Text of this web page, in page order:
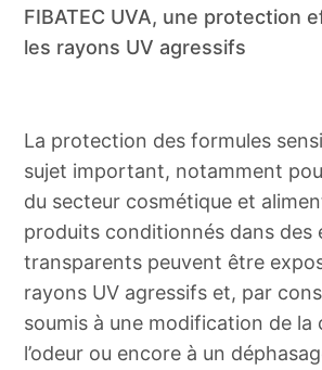
FIBATEC UVA, une protection
les rayons UV agressifs
La protection des formules
sujet important, notamment
du secteur cosmétique et
produits conditionnés dans des
transparents peuvent être
rayons UV agressifs et, par
soumis à une modification de la
l’odeur ou encore à un